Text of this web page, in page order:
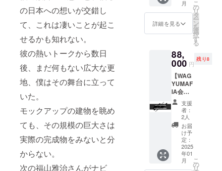
の日本への想いが交錯し
て、これは凄いことが起こ
せるかも知れない。
彼の熱いトークから数日
後、まだ何もない広大な更
地、僕はその舞台に立って
いた。
モックアップの建物を眺め
ても、その規模の巨大さは
実際の完成物をみないと分
からない。
次の福山雅治さんがナビ
不可で
にお渡
し致し
ます。
※WAGY
A会員専
用
Facebo
okグ
ループ
へのご
招待 ※
有効期
限 2025
年12月
末日ま
で ※ご
利用い
ただけ
る日は
店舗の
サイズ
はオプ
ション
お選び
くださ
成次第
のお届
けとな
ります
※送料込
み ※郵
送での
お届け
となり
ます ※
会員権
のお渡
分】 照
寿司
TOKYO
と
WAGYU
会員店
舗にア
クセス
できる
共通会
員権付
き支援
プラ
ン。 ・
WAGYU
MAFIA
会員権
TERUZ
USHI
月
詳細を見る
こ
の
リ
タ
ー
ン
を
選
択
す
る
88,
000 円
残り8
【WAG
YUMAF
IA会員
権
+NAGA
SAKI
WM】
WAGYU
MAFIA
全世界
会員店
舗共通
支援
者：
2人
お届
け予
定：
2025
年01
月
こ
の
リ